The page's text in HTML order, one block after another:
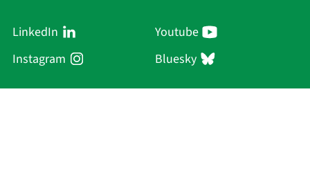
LinkedIn
Youtube
Instagram
Bluesky